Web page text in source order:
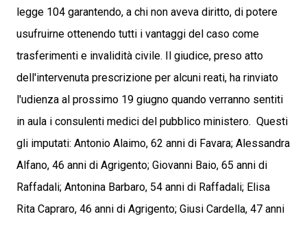
legge 104 garantendo, a chi non aveva diritto, di potere
usufruirne ottenendo tutti i vantaggi del caso come
trasferimenti e invalidità civile. Il giudice, preso atto
dell'intervenuta prescrizione per alcuni reati, ha rinviato
l'udienza al prossimo 19 giugno quando verranno sentiti
in aula i consulenti medici del pubblico ministero. Questi
gli imputati: Antonio Alaimo, 62 anni di Favara; Alessandra
Alfano, 46 anni di Agrigento; Giovanni Baio, 65 anni di
Raffadali; Antonina Barbaro, 54 anni di Raffadali; Elisa
Rita Capraro, 46 anni di Agrigento; Giusi Cardella, 47 anni